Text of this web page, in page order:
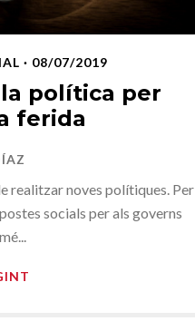
· 08/07/2019
política per
ferida
realitzar noves polítiques. Per
socials per als governs